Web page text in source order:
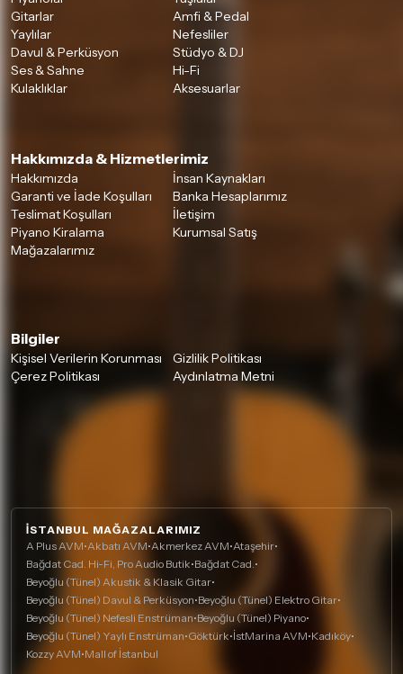
Gitarlar
Amfi & Pedal
Yaylılar
Nefesliler
Davul & Perküsyon
Stüdyo & DJ
Ses & Sahne
Hi-Fi
Kulaklıklar
Aksesuarlar
Hakkımızda & Hizmetlerimiz
Hakkımızda
İnsan Kaynakları
Garanti ve İade Koşulları
Banka Hesaplarımız
Teslimat Koşulları
İletişim
Piyano Kiralama
Kurumsal Satış
Mağazalarımız
Bilgiler
Kişisel Verilerin Korunması
Gizlilik Politikası
Çerez Politikası
Aydınlatma Metni
İSTANBUL MAĞAZALARIMIZ
A Plus AVM•Akbatı AVM•Akmerkez AVM•Ataşehir•
Bağdat Cad. Hi-Fi, Pro Audio Butik•Bağdat Cad.•
Beyoğlu (Tünel) Akustik & Klasik Gitar•
Beyoğlu (Tünel) Davul & Perküsyon•Beyoğlu (Tünel) Elektro Gitar•
Beyoğlu (Tünel) Nefesli Enstrüman•Beyoğlu (Tünel) Piyano•
Beyoğlu (Tünel) Yaylı Enstrüman•Göktürk•İstMarina AVM•Kadıköy•
Kozzy AVM•Mall of İstanbul